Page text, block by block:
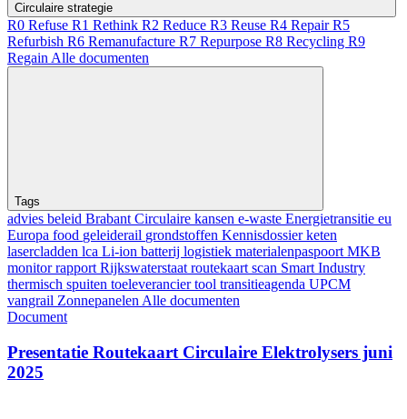
Circulaire strategie
R0 Refuse R1 Rethink R2 Reduce R3 Reuse R4 RepairR5
Refurbish R6 Remanufacture R7 Repurpose R8 Recycling R9
RegainAlle documenten
Tags
advies beleid BrabantCirculaire kansen e-waste Energietransitie eu
Europa food geleiderail grondstoffen Kennisdossierketen
lasercladden lca Li-ion batterij logistiek materialenpaspoortMKB
monitorrapportRijkswaterstaatroutekaartscan Smart Industry
thermisch spuiten toeleveranciertool transitieagenda UPCM
vangrail ZonnepanelenAlle documenten
Document
Presentatie Routekaart Circulaire Elektrolysers juni
2025